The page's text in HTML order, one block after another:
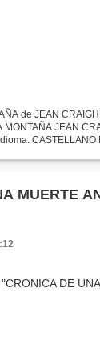
de JEAN
JEAN
CASTELLANO
MUERTE